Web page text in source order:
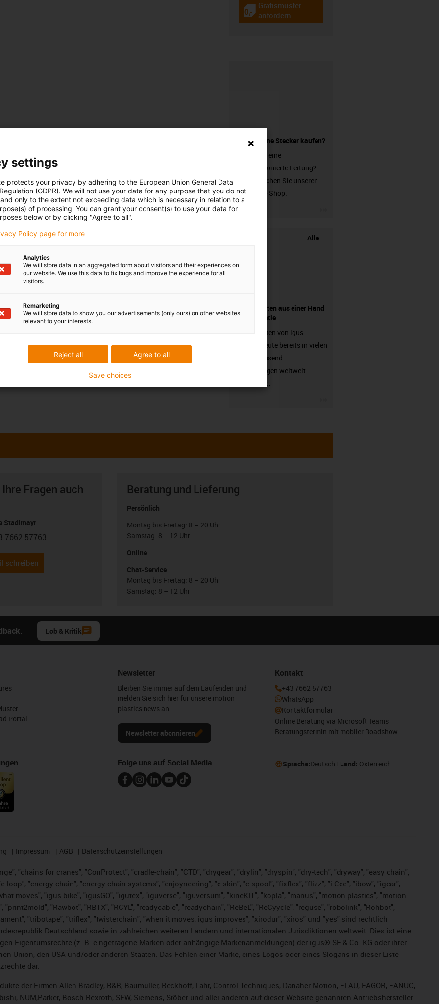
igus-icon-gratismuster
Gratismuster
anfordern
Leitung ohne Stecker kaufen?
Sie suchen eine
unkonfektionierte Leitung?
Dann besuchen Sie unseren
chainflex® Shop.
Alle
Komponenten aus einer Hand
- mit Garantie
Energieketten von igus
arbeiten heute bereits in vielen
hunderttausend
Anwendungen weltweit
zuverlässig.
Fragen auch
Stadlmayr
phone
7662 57763
schreiben
Beratung und Lieferung
Persönlich
Montag bis Freitag: 8 – 20 Uhr
Samstag: 8 – 12 Uhr
Online
Chat-Service
Montag bis Freitag: 8 – 20 Uhr
Samstag: 8 – 12 Uhr
Lob & Kritik
Portal
Newsletter
Bleiben Sie immer auf dem Laufenden und
melden Sie sich hier für unsere motion
plastics news an.
Newsletter abonnieren
Kontakt
+43 7662 57763
WhatsApp
Kontaktformular
Online Beratung via Microsoft Teams
Beratungstermin mit mobiler Roadshow
Folge uns auf Social Media Sprache:Deutsch Land: Österreich
Impressum AGB Datenschutzeinstellungen
"chains for cranes", "ConProtect", "cradle-chain", "CTD", "drygear", "drylin", "dryspin", "dry-tech", "dryway", "easy chain",
loop", "energy chain", "energy chain systems", "enjoyneering", "e-skin", "e-spool", "fixflex", "flizz", "i.Cee", "ibow", "igear",
moves", "igus:bike", "igusGO", "igutex", "iguverse", "iguversum", "kineKIT", "kopla", "manus", "motion plastics", "motion
"Rawbot", "RBTX", "RCYL", "readycable", "readychain", "ReBeL", "ReCyycle", "reguse", "robolink", "Rohbot",
"tribotape", "triflex", "twisterchain", "when it moves, igus improves", "xirodur", "xiros" und "yes" sind rechtlich
Deutschland sowie in zahlreichen weiteren Ländern und internationalen Jurisdiktionen weltweit. Dies ist eine
Eigentumsrechte (z. B. eingetragene Marken oder anhängige Markenanmeldungen) der igus® SE & Co. KG oder ihrer
Union, den USA und/oder anderen Staaten. Das Fehlen einer Marke, eines Logos oder eines Slogans in dieser Liste
dar.
der Firmen Allen Bradley, B&R, Baumüller, Beckhoff, Lahr, Control Techniques, Danaher Motion, ELAU, FAGOR, FANUC,
NUM,Parker, Bosch Rexroth, SEW, Siemens, Stöber und aller anderen auf dieser Website genannten Antriebshersteller
settings
protects your privacy by adhering to the European Union General Data
(GDPR). We will not use your data for any purpose that you do not
only to the extent not exceeding data which is necessary in relation to a
of processing. You can grant your consent(s) to use your data for
below or by clicking "Agree to all".
Policy page for more
Analytics
We will store data in an aggregated form about visitors and their experiences on
our website. We use this data to fix bugs and improve the experience for all
visitors.
Remarketing
We will store data to show you our advertisements (only ours) on other websites
relevant to your interests.
Agree to all
Reject all
Save choices